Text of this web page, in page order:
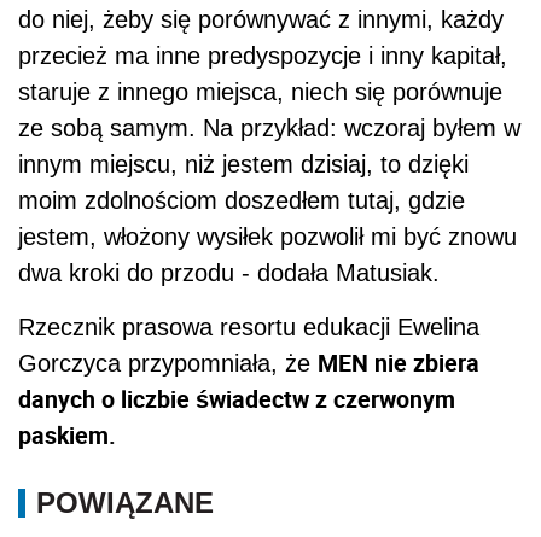
do niej, żeby się porównywać z innymi, każdy
przecież ma inne predyspozycje i inny kapitał,
staruje z innego miejsca, niech się porównuje
ze sobą samym. Na przykład: wczoraj byłem w
innym miejscu, niż jestem dzisiaj, to dzięki
moim zdolnościom doszedłem tutaj, gdzie
jestem, włożony wysiłek pozwolił mi być znowu
dwa kroki do przodu - dodała Matusiak.
Rzecznik prasowa resortu edukacji Ewelina
Gorczyca przypomniała, że MEN nie zbiera
danych o liczbie świadectw z czerwonym
paskiem.
POWIĄZANE